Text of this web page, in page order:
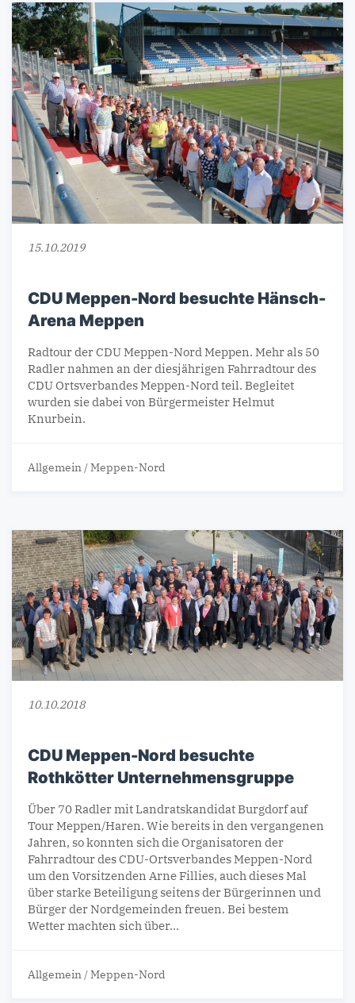
15.10.2019
CDU Meppen-Nord besuchte Hänsch-
Arena Meppen
Radtour der CDU Meppen-Nord Meppen. Mehr als 50
Radler nahmen an der diesjährigen Fahrradtour des
CDU Ortsverbandes Meppen-Nord teil. Begleitet
wurden sie dabei von Bürgermeister Helmut
Knurbein.
Allgemein /Meppen-Nord
10.10.2018
CDU Meppen-Nord besuchte
Rothkötter Unternehmensgruppe
Über 70 Radler mit Landratskandidat Burgdorf auf
Tour Meppen/Haren. Wie bereits in den vergangenen
Jahren, so konnten sich die Organisatoren der
Fahrradtour des CDU-Ortsverbandes Meppen-Nord
um den Vorsitzenden Arne Fillies, auch dieses Mal
über starke Beteiligung seitens der Bürgerinnen und
Bürger der Nordgemeinden freuen. Bei bestem
Wetter machten sich über…
Allgemein /Meppen-Nord